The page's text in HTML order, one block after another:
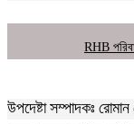
RHB
উপদেষ্টা সম্পাদকঃ